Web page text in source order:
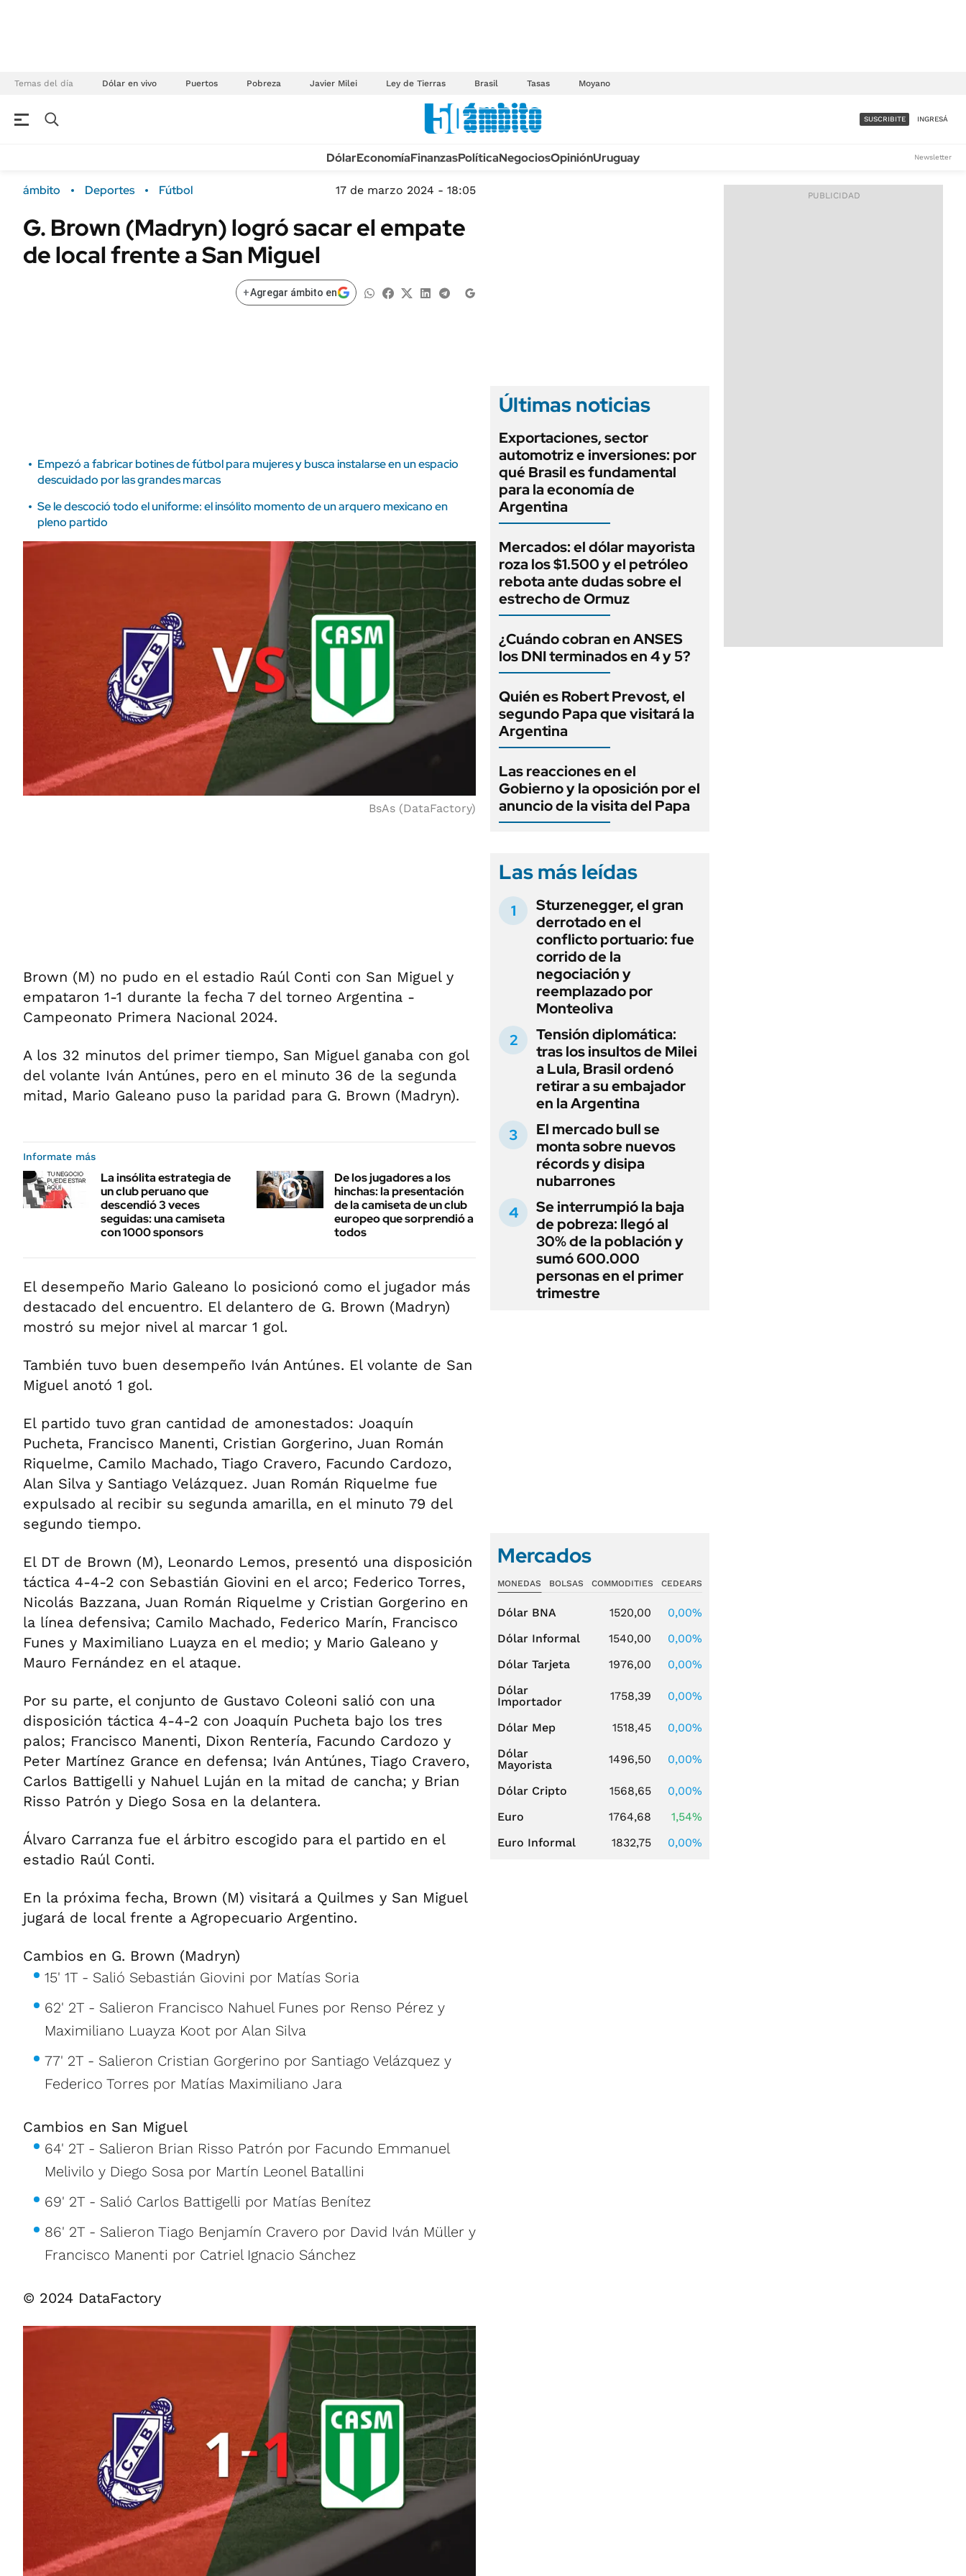
Temas del día Dólar en vivo Puertos Pobreza Javier Milei Ley de Tierras Brasil Tasas Moyano
Campo
FINANZAS
Sustentabilidad
Seguros
ENERGY REPORT
POLÍTICA
TECNOLOGÍA
MÉXICO
MUNDO
ACCESO FULL - $1.800/MES
SUSCRIBITE INGRESÁ
DólarEconomíaFinanzasPolíticaNegociosOpiniónUruguay Newsletter
ámbito Deportes Fútbol 17 de marzo 2024 - 18:05
G. Brown (Madryn) logró sacar el empate
de local frente a San Miguel
+Agregar ámbito en
Empezó a fabricar botines de fútbol para mujeres y busca instalarse en un espacio
descuidado por las grandes marcas
Se le descoció todo el uniforme: el insólito momento de un arquero mexicano en
pleno partido
BsAs (DataFactory)
Brown (M) no pudo en el estadio Raúl Conti con San Miguel y
empataron 1-1 durante la fecha 7 del torneo Argentina -
Campeonato Primera Nacional 2024.
A los 32 minutos del primer tiempo, San Miguel ganaba con gol
del volante Iván Antúnes, pero en el minuto 36 de la segunda
mitad, Mario Galeano puso la paridad para G. Brown (Madryn).
Informate más
La insólita estrategia de
un club peruano que
descendió 3 veces
seguidas: una camiseta
con 1000 sponsors
De los jugadores a los
hinchas: la presentación
de la camiseta de un club
europeo que sorprendió a
todos
El desempeño Mario Galeano lo posicionó como el jugador más
destacado del encuentro. El delantero de G. Brown (Madryn)
mostró su mejor nivel al marcar 1 gol.
También tuvo buen desempeño Iván Antúnes. El volante de San
Miguel anotó 1 gol.
El partido tuvo gran cantidad de amonestados: Joaquín
Pucheta, Francisco Manenti, Cristian Gorgerino, Juan Román
Riquelme, Camilo Machado, Tiago Cravero, Facundo Cardozo,
Alan Silva y Santiago Velázquez. Juan Román Riquelme fue
expulsado al recibir su segunda amarilla, en el minuto 79 del
segundo tiempo.
El DT de Brown (M), Leonardo Lemos, presentó una disposición
táctica 4-4-2 con Sebastián Giovini en el arco; Federico Torres,
Nicolás Bazzana, Juan Román Riquelme y Cristian Gorgerino en
la línea defensiva; Camilo Machado, Federico Marín, Francisco
Funes y Maximiliano Luayza en el medio; y Mario Galeano y
Mauro Fernández en el ataque.
Por su parte, el conjunto de Gustavo Coleoni salió con una
disposición táctica 4-4-2 con Joaquín Pucheta bajo los tres
palos; Francisco Manenti, Dixon Rentería, Facundo Cardozo y
Peter Martínez Grance en defensa; Iván Antúnes, Tiago Cravero,
Carlos Battigelli y Nahuel Luján en la mitad de cancha; y Brian
Risso Patrón y Diego Sosa en la delantera.
Álvaro Carranza fue el árbitro escogido para el partido en el
estadio Raúl Conti.
En la próxima fecha, Brown (M) visitará a Quilmes y San Miguel
jugará de local frente a Agropecuario Argentino.
Cambios en G. Brown (Madryn)
15' 1T - Salió Sebastián Giovini por Matías Soria
62' 2T - Salieron Francisco Nahuel Funes por Renso Pérez y
Maximiliano Luayza Koot por Alan Silva
77' 2T - Salieron Cristian Gorgerino por Santiago Velázquez y
Federico Torres por Matías Maximiliano Jara
Cambios en San Miguel
64' 2T - Salieron Brian Risso Patrón por Facundo Emmanuel
Melivilo y Diego Sosa por Martín Leonel Batallini
69' 2T - Salió Carlos Battigelli por Matías Benítez
86' 2T - Salieron Tiago Benjamín Cravero por David Iván Müller y
Francisco Manenti por Catriel Ignacio Sánchez
© 2024 DataFactory
Últimas noticias
Exportaciones, sector
automotriz e inversiones: por
qué Brasil es fundamental
para la economía de
Argentina
Mercados: el dólar mayorista
roza los $1.500 y el petróleo
rebota ante dudas sobre el
estrecho de Ormuz
¿Cuándo cobran en ANSES
los DNI terminados en 4 y 5?
Quién es Robert Prevost, el
segundo Papa que visitará la
Argentina
Las reacciones en el
Gobierno y la oposición por el
anuncio de la visita del Papa
Las más leídas
Sturzenegger, el gran
derrotado en el
conflicto portuario: fue
corrido de la
negociación y
reemplazado por
Monteoliva
Tensión diplomática:
tras los insultos de Milei
a Lula, Brasil ordenó
retirar a su embajador
en la Argentina
El mercado bull se
monta sobre nuevos
récords y disipa
nubarrones
Se interrumpió la baja
de pobreza: llegó al
30% de la población y
sumó 600.000
personas en el primer
trimestre
Mercados
MONEDAS BOLSAS COMMODITIES CEDEARS
Dólar BNA 1520,00
0,00%
Dólar Informal
1540,00
0,00%
Dólar Tarjeta
1976,00
0,00%
Dólar
Importador
1758,39 0,00%
Dólar Mep 1518,45
0,00%
Dólar
Mayorista
1496,50 0,00%
Dólar Cripto 1568,65
0,00%
Euro
1764,68
1,54%
Euro Informal
1832,75 0,00%